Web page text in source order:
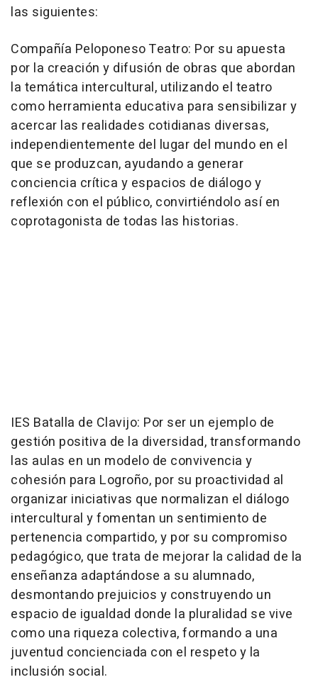
las siguientes:
Compañía Peloponeso Teatro: Por su apuesta
por la creación y difusión de obras que abordan
la temática intercultural, utilizando el teatro
como herramienta educativa para sensibilizar y
acercar las realidades cotidianas diversas,
independientemente del lugar del mundo en el
que se produzcan, ayudando a generar
conciencia crítica y espacios de diálogo y
reflexión con el público, convirtiéndolo así en
coprotagonista de todas las historias.
IES Batalla de Clavijo: Por ser un ejemplo de
gestión positiva de la diversidad, transformando
las aulas en un modelo de convivencia y
cohesión para Logroño, por su proactividad al
organizar iniciativas que normalizan el diálogo
intercultural y fomentan un sentimiento de
pertenencia compartido, y por su compromiso
pedagógico, que trata de mejorar la calidad de la
enseñanza adaptándose a su alumnado,
desmontando prejuicios y construyendo un
espacio de igualdad donde la pluralidad se vive
como una riqueza colectiva, formando a una
juventud concienciada con el respeto y la
inclusión social.